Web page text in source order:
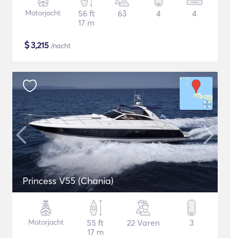
Motorjacht
56 ft
17 m
63 4 4
$3,215 /nacht
Princess V55 (Chania)
Motorjacht
55 ft
17 m
22 Varen 3